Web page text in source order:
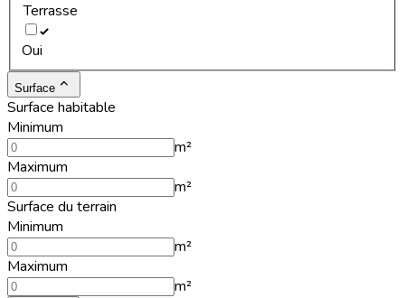
Terrasse
Oui
Surface
Surface habitable
Minimum
m²
Maximum
m²
Surface du terrain
Minimum
m²
Maximum
m²